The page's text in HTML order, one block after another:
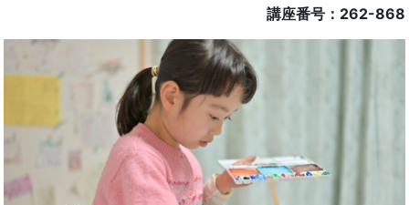
講座番号：262-868